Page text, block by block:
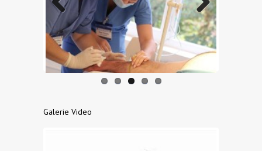
Previo
us
Next
Galerie Video